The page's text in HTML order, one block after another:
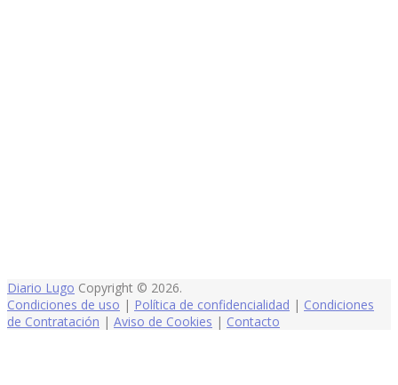
Diario Lugo Copyright © 2026.
Condiciones de uso | Política de confidencialidad | Condiciones
de Contratación | Aviso de Cookies | Contacto